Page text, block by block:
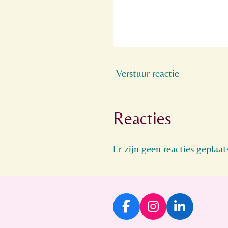
Verstuur reactie
Reacties
Er zijn geen reacties
F
a
I
n
L
i